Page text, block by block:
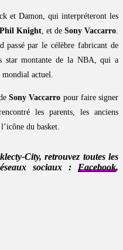
et Damon, qui interpréteront les
Phil Knight, et de Sony Vaccarro.
passé par le célèbre fabricant de
star montante de la NBA, qui a
mondial actuel.
Sony Vaccarro pour faire signer
les parents, les anciens
du basket.
City, retrouvez toutes les
sociaux : Facebook,